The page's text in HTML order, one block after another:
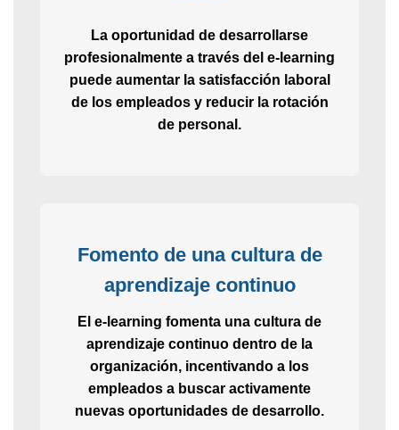
La oportunidad de desarrollarse
profesionalmente a través del e-learning
puede aumentar la satisfacción laboral
de los empleados y reducir la rotación
de personal.
Fomento de una cultura de
aprendizaje continuo
El e-learning fomenta una cultura de
aprendizaje continuo dentro de la
organización, incentivando a los
empleados a buscar activamente
nuevas oportunidades de desarrollo.